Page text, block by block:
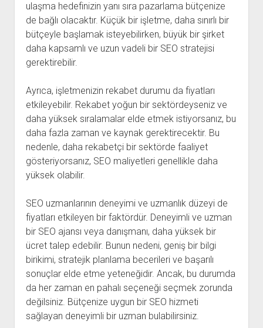
ulaşma hedefinizin yanı sıra pazarlama bütçenize
de bağlı olacaktır. Küçük bir işletme, daha sınırlı bir
bütçeyle başlamak isteyebilirken, büyük bir şirket
daha kapsamlı ve uzun vadeli bir SEO stratejisi
gerektirebilir.
Ayrıca, işletmenizin rekabet durumu da fiyatları
etkileyebilir. Rekabet yoğun bir sektördeyseniz ve
daha yüksek sıralamalar elde etmek istiyorsanız, bu
daha fazla zaman ve kaynak gerektirecektir. Bu
nedenle, daha rekabetçi bir sektörde faaliyet
gösteriyorsanız, SEO maliyetleri genellikle daha
yüksek olabilir.
SEO uzmanlarının deneyimi ve uzmanlık düzeyi de
fiyatları etkileyen bir faktördür. Deneyimli ve uzman
bir SEO ajansı veya danışmanı, daha yüksek bir
ücret talep edebilir. Bunun nedeni, geniş bir bilgi
birikimi, stratejik planlama becerileri ve başarılı
sonuçlar elde etme yeteneğidir. Ancak, bu durumda
da her zaman en pahalı seçeneği seçmek zorunda
değilsiniz. Bütçenize uygun bir SEO hizmeti
sağlayan deneyimli bir uzman bulabilirsiniz.